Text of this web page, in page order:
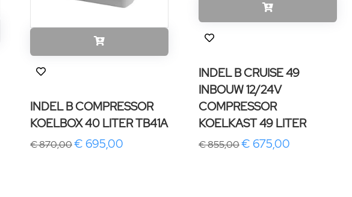
INDEL B COMPRESSOR
KOELBOX 40 LITER TB41A
€ 870,00€ 695,00
INDEL B CRUISE 49
INBOUW 12/24V
COMPRESSOR
KOELKAST 49 LITER
€ 855,00€ 675,00